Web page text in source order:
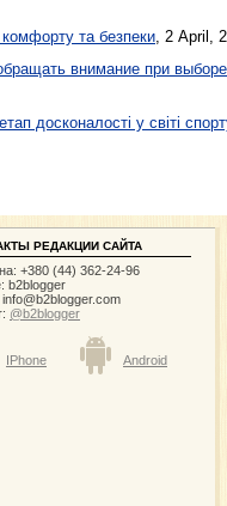
та безпеки, 2 April,
внимание при
досконалості у світі
РЕДАКЦИИ САЙТА
+380 (44) 362-24-96
b2blogger
info@b2blogger.com
@b2blogger
IPhone Android